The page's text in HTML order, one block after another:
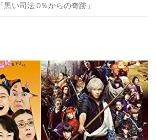
「黒い司法 0％からの奇跡」